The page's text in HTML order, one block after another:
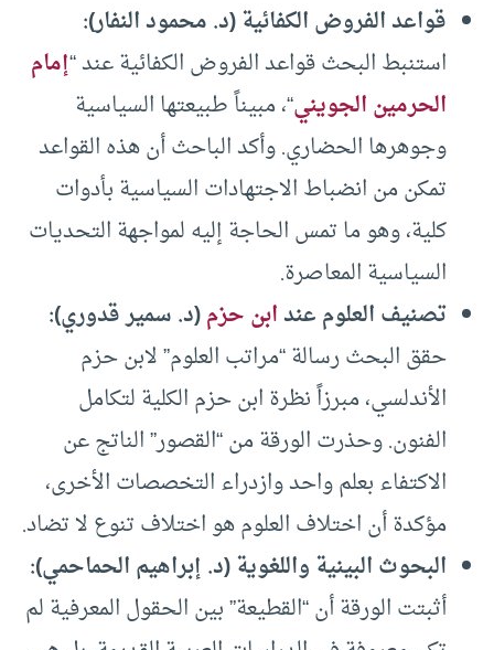
قواعد الفروض الكفائية (د. محمود النفار):
استنبط البحث قواعد الفروض الكفائية عند “إمام
الحرمين الجويني“، مبيناً طبيعتها السياسية
وجوهرها الحضاري. وأكد الباحث أن هذه القواعد
تمكن من انضباط الاجتهادات السياسية بأدوات
كلية، وهو ما تمس الحاجة إليه لمواجهة التحديات
السياسية المعاصرة.
تصنيف العلوم عندابن حزم(د. سمير قدوري):
حقق البحث رسالة “مراتب العلوم” لابن حزم
الأندلسي، مبرزاً نظرة ابن حزم الكلية لتكامل
الفنون. وحذرت الورقة من “القصور” الناتج عن
الاكتفاء بعلم واحد وازدراء التخصصات الأخرى،
مؤكدة أن اختلاف العلوم هو اختلاف تنوع لا تضاد.
البحوث البينية واللغوية (د. إبراهيم الحماحمي):
أثبتت الورقة أن “القطيعة” بين الحقول المعرفية لم